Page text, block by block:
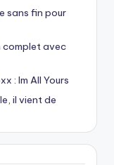
sans fin pour
complet avec
: Im All Yours
il vient de